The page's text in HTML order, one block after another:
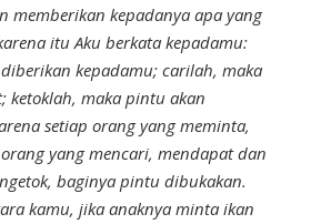
memberikan kepadanya apa yang
itu Aku berkata kepadamu:
kepadamu; carilah, maka
ketoklah, maka pintu akan
setiap orang yang meminta,
yang mencari, mendapat dan
baginya pintu dibukakan.
kamu, jika anaknya minta ikan